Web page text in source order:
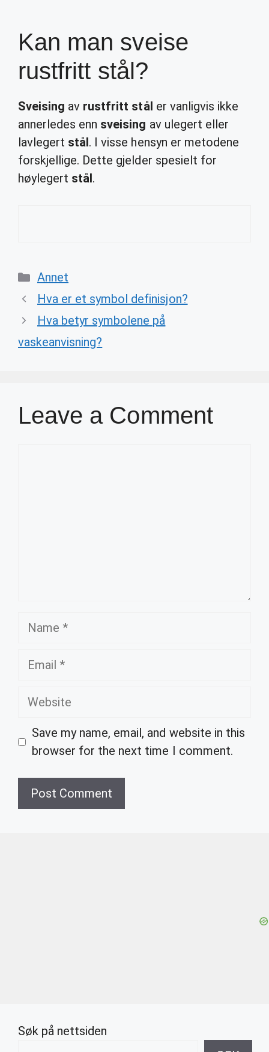
Kan man sveise
rustfritt stål?
Sveising av rustfritt stål er vanligvis ikke
annerledes enn sveising av ulegert eller
lavlegert stål. I visse hensyn er metodene
forskjellige. Dette gjelder spesielt for
høylegert stål.
Categories
Annet
Hva er et symbol definisjon?
Hva betyr symbolene på
vaskeanvisning?
Leave a Comment
Name
Email
Website
Save my name, email, and website in this
browser for the next time I comment.
Søk på nettsiden